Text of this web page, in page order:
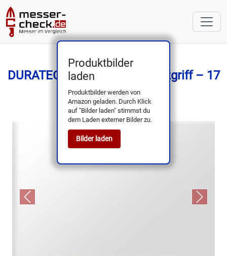
Produktbilder
laden
Produktbilder werden von
Amazon geladen. Durch Klick
auf "Bilder laden" stimmst du
dem Laden externer Bilder zu.
Bilder laden
DURATECH Klappmesser Holzgriff – 17
cm, 7CR17 Stahl
Previous Next